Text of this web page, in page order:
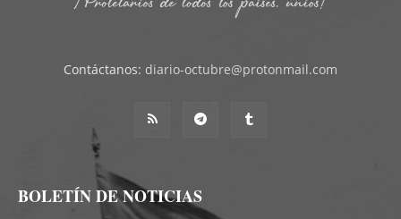
Contáctanos: diario-octubre@protonmail.com
BOLETÍN DE NOTICIAS